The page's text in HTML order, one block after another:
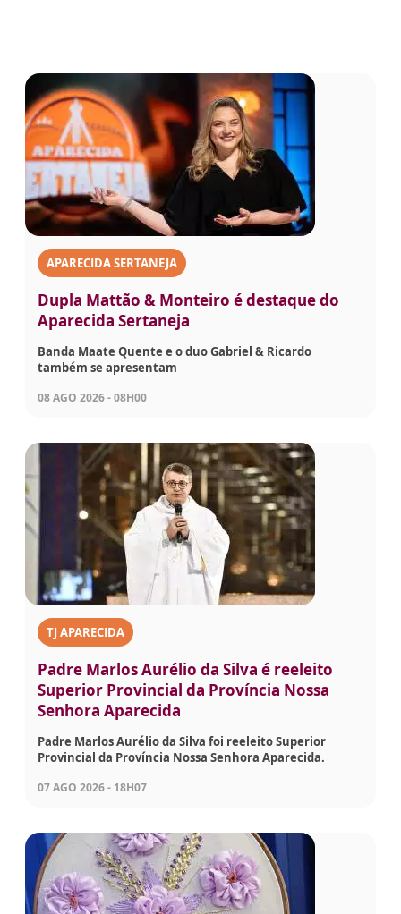
APARECIDA SERTANEJA
Dupla Mattão & Monteiro é destaque do
Aparecida Sertaneja
Banda Maate Quente e o duo Gabriel & Ricardo
também se apresentam
08 AGO 2026 - 08H00
TJ APARECIDA
Padre Marlos Aurélio da Silva é reeleito
Superior Provincial da Província Nossa
Senhora Aparecida
Padre Marlos Aurélio da Silva foi reeleito Superior
Provincial da Província Nossa Senhora Aparecida.
07 AGO 2026 - 18H07